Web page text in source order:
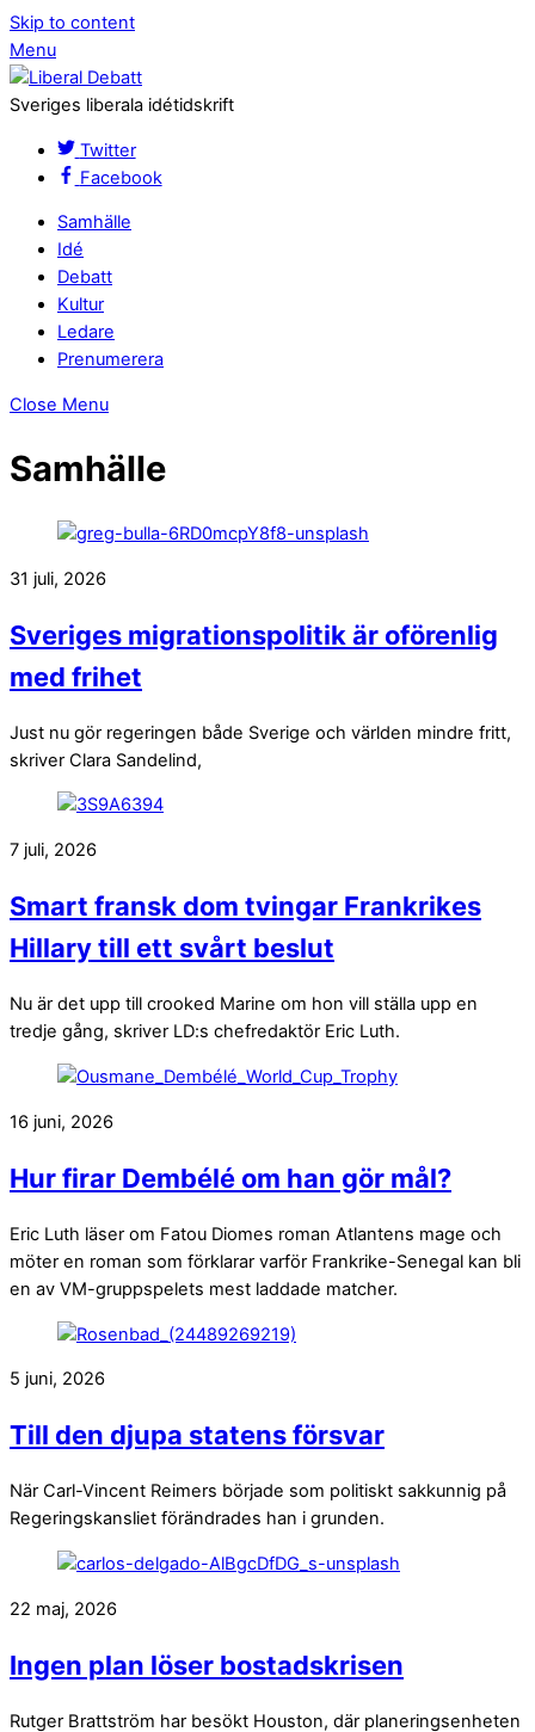
Skip to content
Menu
Sveriges liberala idétidskrift
Twitter
Facebook
Samhälle
Idé
Debatt
Kultur
Ledare
Prenumerera
Close Menu
Samhälle
31 juli, 2026
Sveriges migrationspolitik är oförenlig
med frihet
Just nu gör regeringen både Sverige och världen mindre fritt,
skriver Clara Sandelind,
7 juli, 2026
Smart fransk dom tvingar Frankrikes
Hillary till ett svårt beslut
Nu är det upp till crooked Marine om hon vill ställa upp en
tredje gång, skriver LD:s chefredaktör Eric Luth.
16 juni, 2026
Hur firar Dembélé om han gör mål?
Eric Luth läser om Fatou Diomes roman Atlantens mage och
möter en roman som förklarar varför Frankrike-Senegal kan bli
en av VM-gruppspelets mest laddade matcher.
5 juni, 2026
Till den djupa statens försvar
När Carl-Vincent Reimers började som politiskt sakkunnig på
Regeringskansliet förändrades han i grunden.
22 maj, 2026
Ingen plan löser bostadskrisen
Rutger Brattström har besökt Houston, där planeringsenheten